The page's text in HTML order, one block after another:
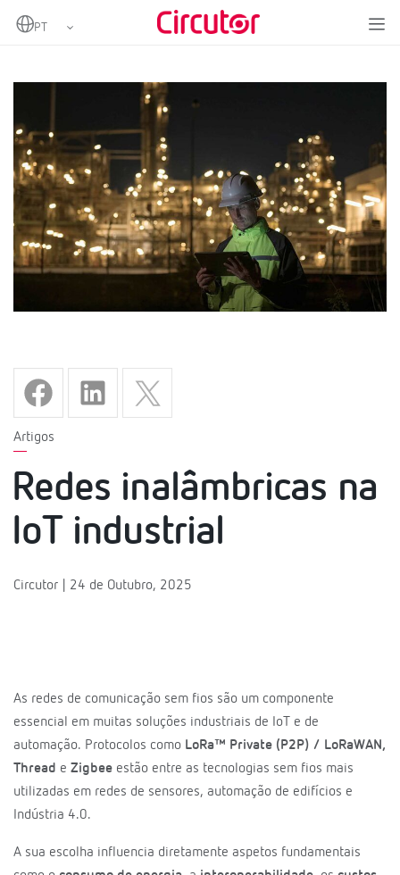
Home Redes inalâmbricas na IoT industrial
Artigos
Redes inalâmbricas na
IoT industrial
Circutor | 24 de Outubro, 2025
As redes de comunicação sem fios são um componente
essencial em muitas soluções industriais de IoT e de
automação. Protocolos como LoRa™ Private (P2P) / LoRaWAN,
Thread e Zigbee estão entre as tecnologias sem fios mais
utilizadas em redes de sensores, automação de edifícios e
Indústria 4.0.
A sua escolha influencia diretamente aspetos fundamentais